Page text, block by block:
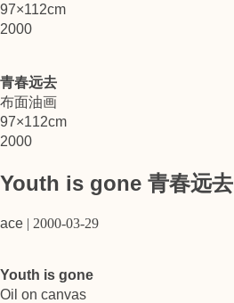
97×112cm
2000
青春远去
布面油画
97×112cm
2000
Youth is gone 青春远去
ace | 2000-03-29
Youth is gone
Oil on canvas